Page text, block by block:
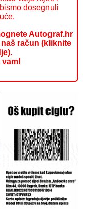
dosegnuli
Autograf.hr
račun (kliknite
vam!